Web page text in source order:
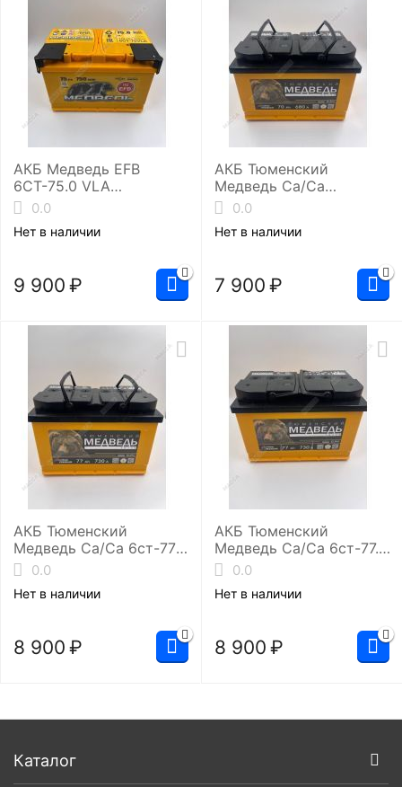
АКБ Медведь EFB
6СТ-75.0 VLA
(L3/750EN)
0.0
Нет в наличии
9 900 ₽
АКБ Тюменский
Медведь Ca/Ca
6ст-70.0 ( L3/680EN)
0.0
Нет в наличии
7 900 ₽
АКБ Тюменский
Медведь Ca/Ca 6ст-77.0
(L3/730EN)
0.0
Нет в наличии
8 900 ₽
АКБ Тюменский
Медведь Ca/Ca 6ст-77.1
(L3/730EN)
0.0
Нет в наличии
8 900 ₽
Каталог